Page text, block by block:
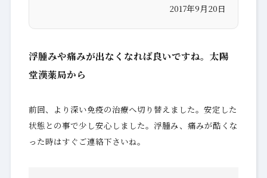
2017年9月20日
浮腫みや痛みが出なくなれば良いですね。太陽
堂漢薬局から
前回、より深い免疫の治療へ切り替えました。安定した
状態との事で少し安心しました。浮腫み、痛みが酷くな
った時はすぐご連絡下さいね。